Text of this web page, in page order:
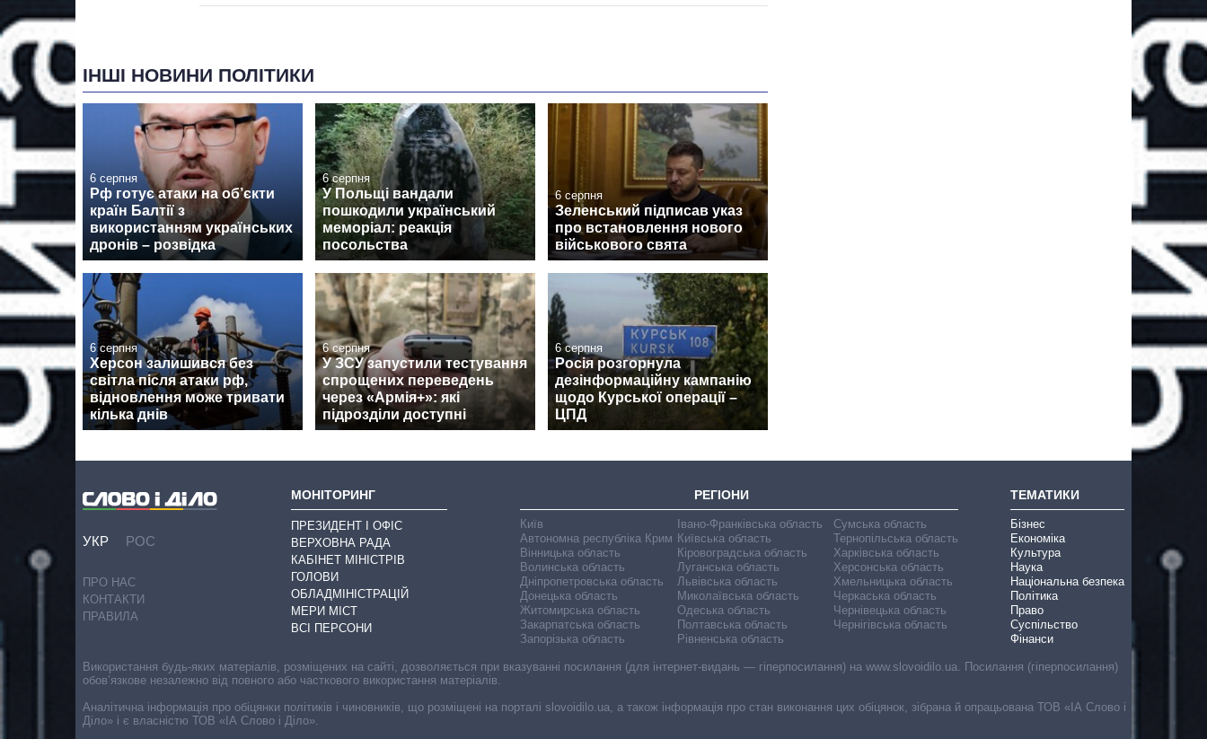
ІНШІ НОВИНИ ПОЛІТИКИ
6 серпня
Рф готує атаки на об’єкти
країн Балтії з
використанням українських
дронів – розвідка
6 серпня
У Польщі вандали
пошкодили український
меморіал: реакція
посольства
6 серпня
Зеленський підписав указ
про встановлення нового
військового свята
6 серпня
Херсон залишився без
світла після атаки рф,
відновлення може тривати
кілька днів
6 серпня
У ЗСУ запустили тестування
спрощених переведень
через «Армія+»: які
підрозділи доступні
6 серпня
Росія розгорнула
дезінформаційну кампанію
щодо Курської операції –
ЦПД
УКР РОС
ПРО НАС
КОНТАКТИ
ПРАВИЛА
МОНІТОРИНГ
ПРЕЗИДЕНТ І ОФІС
ВЕРХОВНА РАДА
КАБІНЕТ МІНІСТРІВ
ГОЛОВИ
ОБЛАДМІНІСТРАЦІЙ
МЕРИ МІСТ
ВСІ ПЕРСОНИ
РЕГІОНИ
Київ
Автономна республіка Крим
Вінницька область
Волинська область
Дніпропетровська область
Донецька область
Житомирська область
Закарпатська область
Запорізька область
Івано-Франківська область
Київська область
Кіровоградська область
Луганська область
Львівська область
Миколаївська область
Одеська область
Полтавська область
Рівненська область
Сумська область
Тернопільська область
Харківська область
Херсонська область
Хмельницька область
Черкаська область
Чернівецька область
Чернігівська область
ТЕМАТИКИ
Бізнес
Економіка
Культура
Наука
Національна безпека
Політика
Право
Суспільство
Фінанси
Використання будь-яких матеріалів, розміщених на сайті, дозволяється при вказуванні посилання (для інтернет-видань — гіперпосилання) на www.slovoidilo.ua. Посилання (гіперпосилання)
обов’язкове незалежно від повного або часткового використання матеріалів.
Аналітична інформація про обіцянки політиків і чиновників, що розміщені на порталі slovoidilo.ua, а також інформація про стан виконання цих обіцянок, зібрана й опрацьована ТОВ «ІА Слово і
Діло» і є власністю ТОВ «ІА Слово і Діло».